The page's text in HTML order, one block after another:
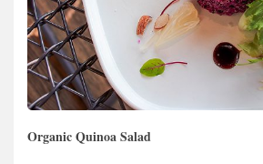
Organic Quinoa Salad